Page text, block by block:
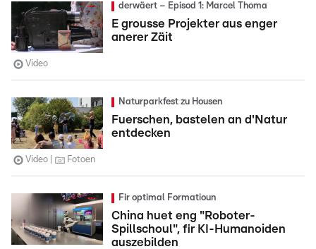
derwäert – Episod 1: Marcel Thoma
E grousse Projekter aus enger
anerer Zäit
Video
Naturparkfest zu Housen
Fuerschen, bastelen an d'Natur
entdecken
Video Fotoen
Fir optimal Formatioun
China huet eng "Roboter-
Spillschoul", fir KI-Humanoiden
auszebilden